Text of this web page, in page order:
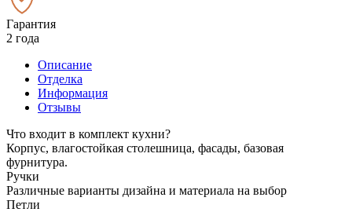
Гарантия
2 года
Описание
Отделка
Информация
Отзывы
Что входит в комплект кухни?
Корпус, влагостойкая столешница, фасады, базовая
фурнитура.
Ручки
Различные варианты дизайна и материала на выбор
Петли